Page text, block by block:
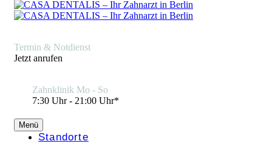
Termin & Notdienst
Jetzt anrufen
Zahnklinik Mo - So
7:30 Uhr - 21:00 Uhr*
Menü
Standorte